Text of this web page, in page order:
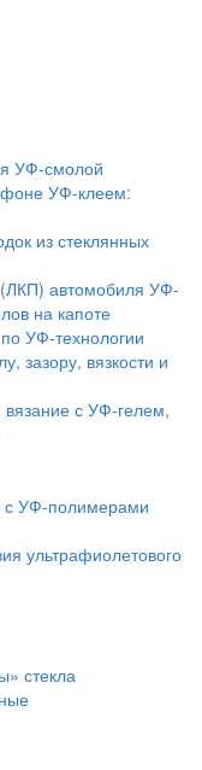
УФ-смолой
УФ-клеем:
из стеклянных
(ЛКП) автомобиля УФ-
на капоте
УФ-технологии
зазору, вязкости и
с УФ-гелем,
с УФ-полимерами
ультрафиолетового
стекла